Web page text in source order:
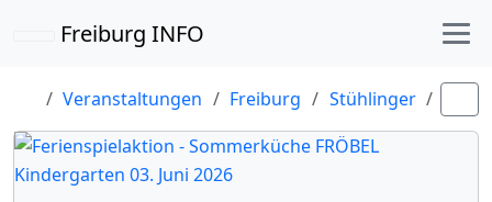
Freiburg INFO
Veranstaltungen Freiburg Stühlinger